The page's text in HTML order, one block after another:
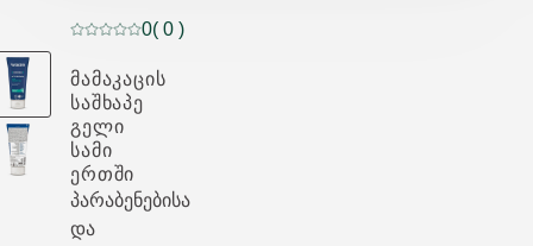
მიმდინარე რეიტინგი: 0 ვარსკვლავი 5-დან
0( 0 )
ᲛᲐᲛᲐᲙᲐᲪᲘᲡ
ᲡᲐᲨᲮᲐᲞᲔ
ᲒᲔᲚᲘ
ᲡᲐᲛᲘ
ᲔᲠᲗᲨᲘ
პარაბენებისა
და